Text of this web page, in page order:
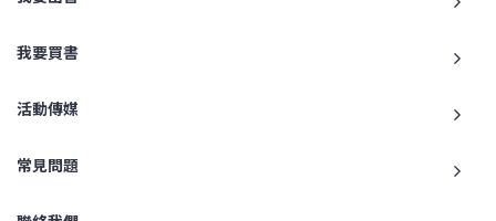
我要買書
活動傳媒
常見問題